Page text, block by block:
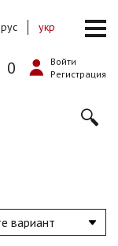
0
Войти
Регистрация
рус укр